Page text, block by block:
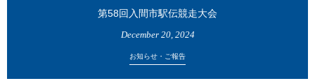
第58回入間市駅伝競走大会
December 20, 2024
お知らせ・ご報告